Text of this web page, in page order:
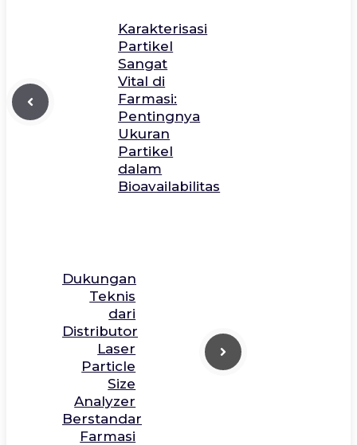
Karakterisasi
Partikel
Sangat
Vital di
Farmasi:
Pentingnya
Ukuran
Partikel
dalam
Bioavailabilitas
Dukungan
Teknis
dari
Distributor
Laser
Particle
Size
Analyzer
Berstandar
Farmasi